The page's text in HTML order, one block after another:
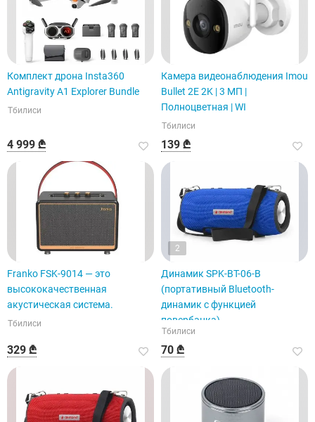
Комплект дрона Insta360
Antigravity A1 Explorer Bundle
Тбилиси
4 999 ₾
Камера видеонаблюдения Imou
Bullet 2E 2K | 3 МП |
Полноцветная | WI
Тбилиси
139 ₾
Franko FSK-9014 — это
высококачественная
акустическая система.
Тбилиси
329 ₾
2
Динамик SPK-BT-06-B
(портативный Bluetooth-
динамик с функцией
повербанка)
Тбилиси
70 ₾